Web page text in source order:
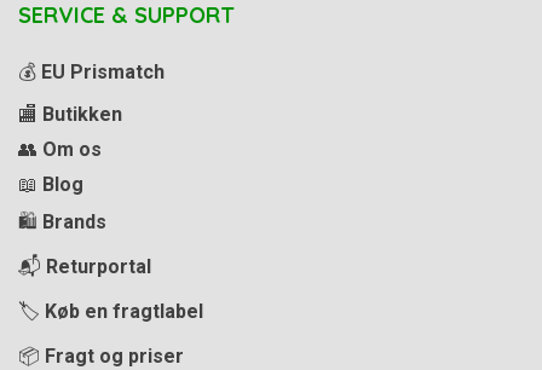
SERVICE & SUPPORT
💰 EU Prismatch
🏬 Butikken
👥 Om os
📖 Blog
🛍️ Brands
📬 Returportal
🏷️ Køb en fragtlabel
📦 Fragt og priser